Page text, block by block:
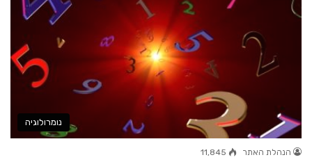
נומרולוגיה
הנהלת האתר 11,845